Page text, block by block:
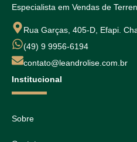
Especialista em Vendas de
Rua Garças, 405-D, Efapi.
(49) 9 9956-6194
contato@leandrolise.com.br
Institucional
Sobre